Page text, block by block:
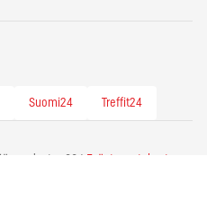
Suomi24 Treffit24